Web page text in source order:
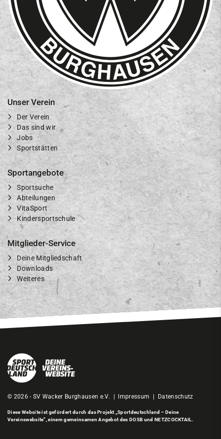
Unser Verein
Der Verein
Das sind wir
Jobs
Sportstätten
Sportangebote
Sportsuche
Abteilungen
VitaSport
Kindersportschule
Mitglieder-Service
Deine Mitgliedschaft
Downloads
Weiteres
© 2026 - SV Wacker Burghausen e.V. | Impressum Datenschutz
Diese Website ist gefördert durch das Projekt„Sportdeutschland – Deine
Vereinswebsite”, einem gemeinsamen Angebot des DOSB und NETZCOCKTAIL.